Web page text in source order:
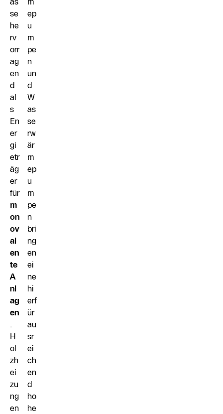
se
he
rv
orr
ag
en
d
al
s
En
er
gi
etr
äg
er
für
m
on
ov
al
en
te
A
nl
ag
en
.
H
ol
zh
ei
zu
ng
en
ep
u
m
pe
n
un
d
W
as
se
rw
är
m
ep
u
m
pe
n
bri
ng
en
ei
ne
hi
erf
ür
au
sr
ei
ch
en
d
ho
he